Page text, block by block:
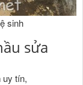
sinh
sửa
uy tín,